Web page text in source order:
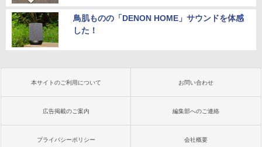
鳥肌ものの「DENON HOME」サウンドを体感
した！
本サイトのご利用について お問い合わせ
広告掲載のご案内 編集部へのご連絡
プライバシーポリシー 会社概要